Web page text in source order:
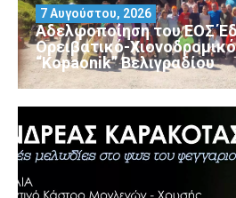
Αδελφοποίηση του ΕΟΣ
Ορειβατικό-
“Kopaonik” Βελιγραδίου
7 Αυγούστου, 2026